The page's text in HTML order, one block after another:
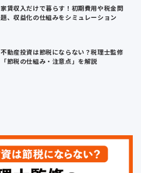
家賃収入だけで暮らす！初期費用や税金問
題、収益化の仕組みをシミュレーション
不動産投資は節税にならない？税理士監修
「節税の仕組み・注意点」を解説